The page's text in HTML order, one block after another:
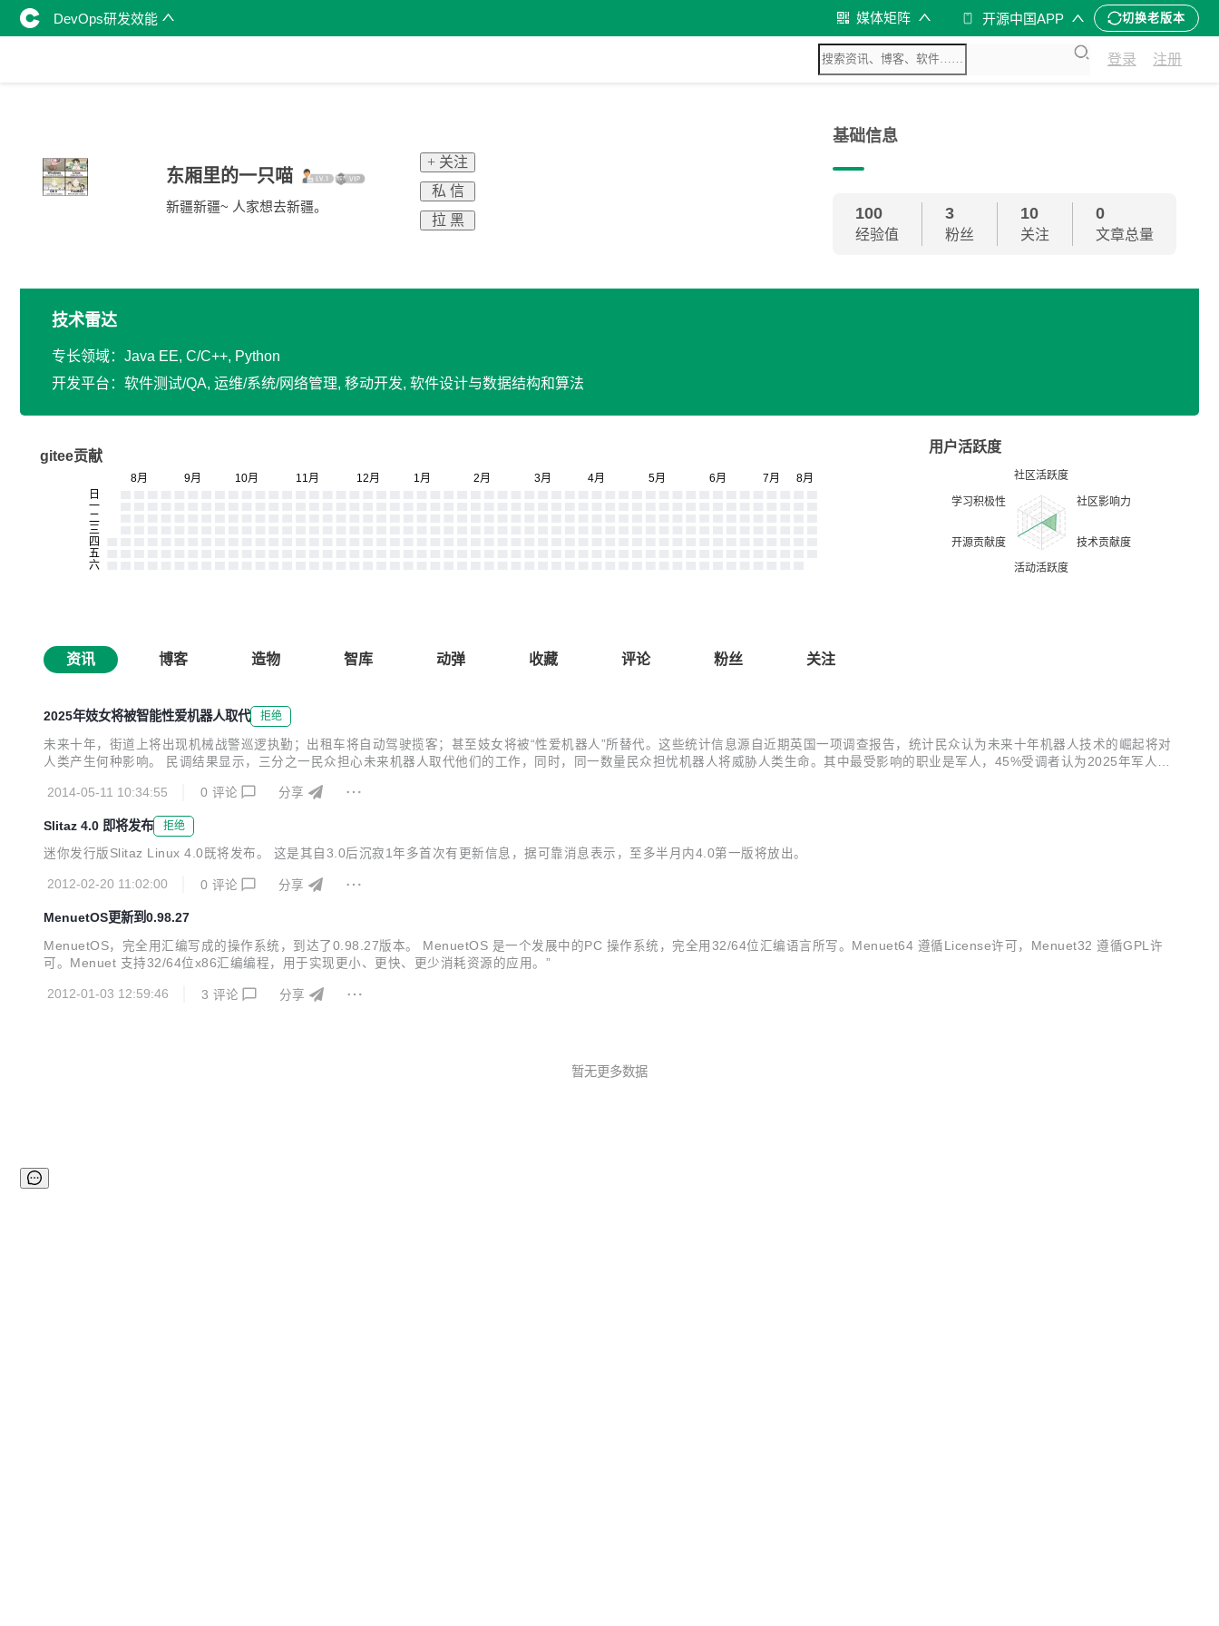
DevOps研发效能 媒体矩阵 开源中国APP 切换老版本
登录 注册
东厢里的一只喵
新疆新疆~ 人家想去新疆。
+ 关注
私 信
拉 黑
基础信息
100
经验值
3
粉丝
10
关注
0
文章总量
技术雷达
专长领域：Java EE, C/C++, Python
开发平台：软件测试/QA, 运维/系统/网络管理, 移动开发, 软件设计与数据结构和算法
gitee贡献
用户活跃度
资讯 博客 造物 智库 动弹 收藏 评论 粉丝 关注
2025年妓女将被智能性爱机器人取代 拒绝
未来十年，街道上将出现机械战警巡逻执勤；出租车将自动驾驶揽客；甚至妓女将被“性爱机器人”所替代。这些统计信息源自近期英国一项调查报告，统计民众认为未来十年机器人技术的崛起将对
人类产生何种影响。 民调结果显示，三分之一民众担心未来机器人取代他们的工作，同时，同一数量民众担忧机器人将威胁人类生命。其中最受影响的职业是军人，45%受调者认为2025年军人将
的是，十分之一受调者认为不久街道将出现机械战警巡逻执勤，8%受调者认为...
2014-05-11 10:34:55 0 评论 分享
Slitaz 4.0 即将发布 拒绝
迷你发行版Slitaz Linux 4.0既将发布。 这是其自3.0后沉寂1年多首次有更新信息，据可靠消息表示，至多半月内4.0第一版将放出。
2012-02-20 11:02:00 0 评论 分享
MenuetOS更新到0.98.27
MenuetOS，完全用汇编写成的操作系统，到达了0.98.27版本。 MenuetOS 是一个发展中的PC 操作系统，完全用32/64位汇编语言所写。Menuet64 遵循License许可，Menuet32 遵循GPL许
可。Menuet 支持32/64位x86汇编编程，用于实现更小、更快、更少消耗资源的应用。”
2012-01-03 12:59:46 3 评论 分享
暂无更多数据